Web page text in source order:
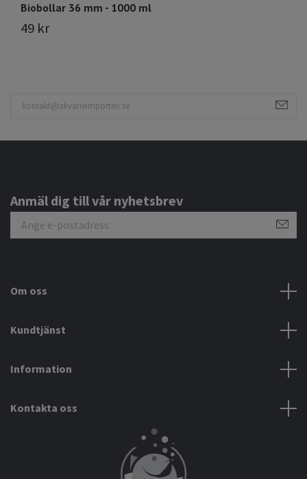
Biobollar 36 mm - 1000 ml
49 kr
Anmäl dig till vår nyhetsbrev
Om oss
Kundtjänst
Information
Kontakta oss